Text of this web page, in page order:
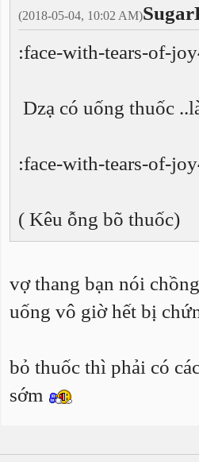
(2018-05-04, 10:02 AM)
:face-with-tears-of-
Dzạ có uống thuốc
:face-with-tears-of-
( Kêu ỗng bõ thuốc)
vợ thang bạn nói
uống vô giờ hết bị
bỏ thuốc thì phải có
sớm